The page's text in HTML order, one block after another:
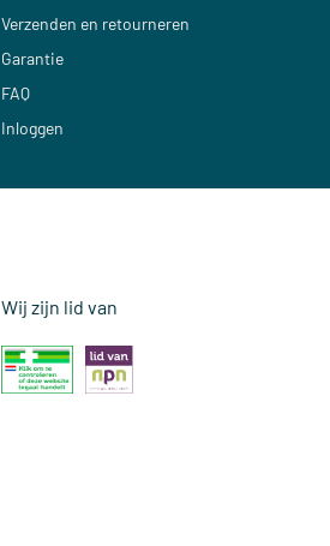
Verzenden en retourneren
Garantie
FAQ
Inloggen
Wij zijn lid van